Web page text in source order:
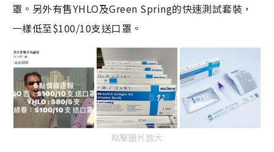
罩。另外有售YHLO及Green Spring的快速測試套裝，
一樣低至$100/10支送口罩。
點擊圖片放大